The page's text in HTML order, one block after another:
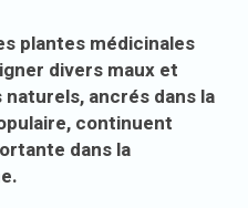
plantes médicinales
divers maux et
ancrés dans la
continuent
dans la